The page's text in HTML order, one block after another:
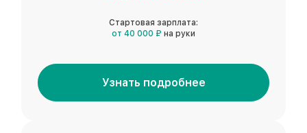
Стартовая зарплата:
от 40 000 ₽ на руки
Узнать подробнее